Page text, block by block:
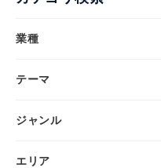
業種
テーマ
ジャンル
エリア